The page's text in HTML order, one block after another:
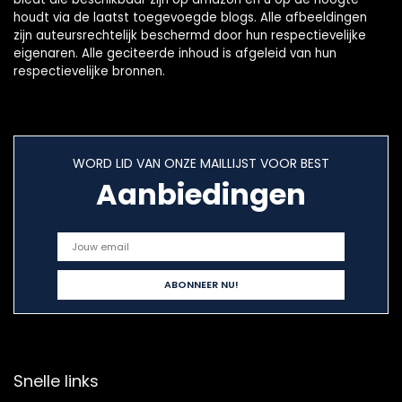
houdt via de laatst toegevoegde blogs. Alle afbeeldingen
zijn auteursrechtelijk beschermd door hun respectievelijke
eigenaren. Alle geciteerde inhoud is afgeleid van hun
respectievelijke bronnen.
WORD LID VAN ONZE MAILLIJST VOOR BEST
Aanbiedingen
Snelle links